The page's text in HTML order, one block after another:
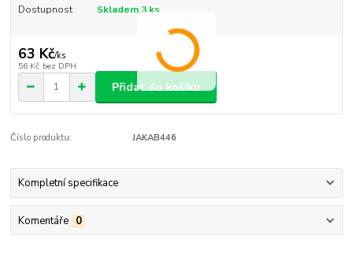
Dostupnost Skladem 3 ks
63 Kč/ks
56 Kč bez DPH
Přidat do košíku
Číslo produktu: JAKAB446
Kompletní specifikace
Komentáře 0